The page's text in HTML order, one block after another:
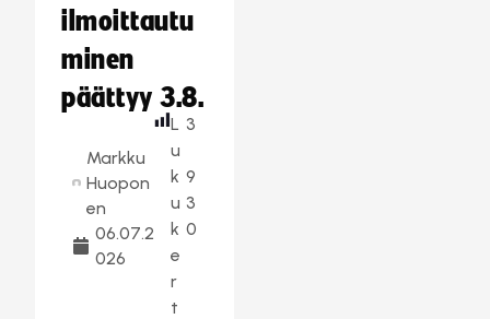
ilmoittautu
minen
päättyy 3.8.
Markku
Huopon
en
06.07.2
026
L
u
k
u
k
e
r
t
3
9
3
0